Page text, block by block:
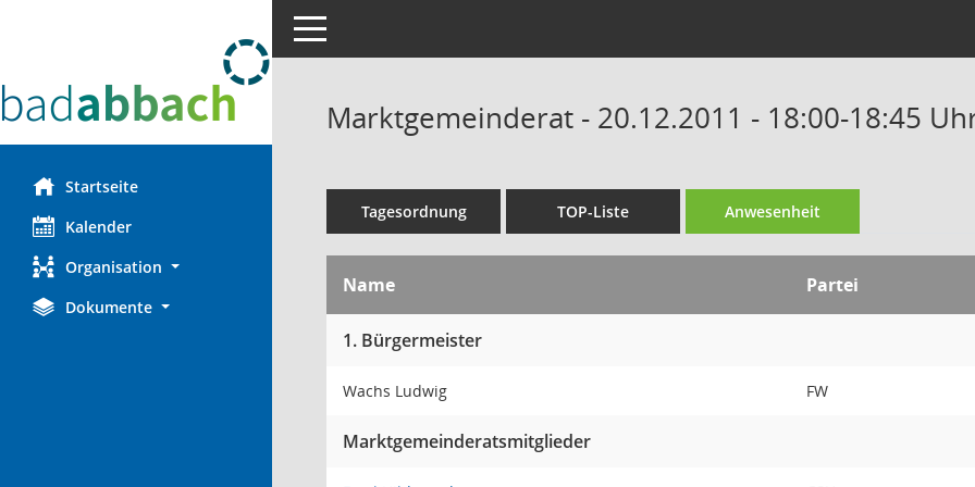
Startseite
Kalender
Organisation
Dokumente
Toggle navigation
Marktgemeinderat - 20.12.2011 - 18:00-18:45
Tagesordnung TOP-Liste Anwesenheit
Name Partei
1. Bürgermeister
Wachs Ludwig FW
Marktgemeinderatsmitglieder